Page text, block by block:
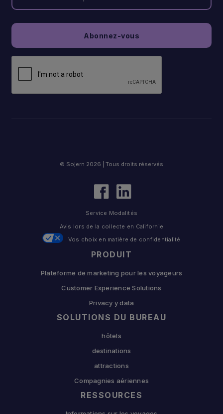
PRODUIT
Plateforme de marketing pour les voyageurs
Customer Experience Solutions
Privacy y data
SOLUTIONS DU BUREAU
hôtels
destinations
attractions
Compagnies aériennes
RESSOURCES
© Sojern 2026 | Tous droits réservés
Service Modalités
Avis lors de la collecte en Californie
Vos choix en matière de confidentialité